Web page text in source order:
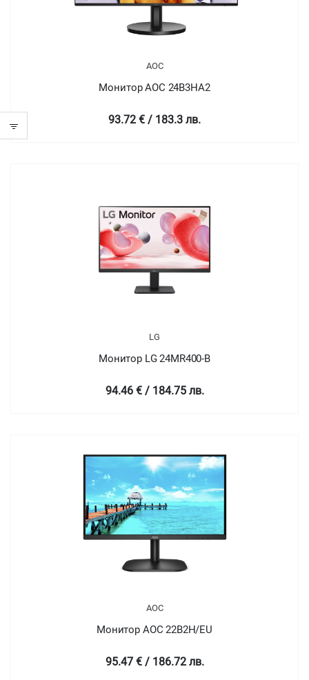
AOC
Монитор AOC 24B3HA2
93.72 € / 183.3 лв.
LG
Монитор LG 24MR400-B
94.46 € / 184.75 лв.
AOC
Монитор AOC 22B2H/EU
95.47 € / 186.72 лв.